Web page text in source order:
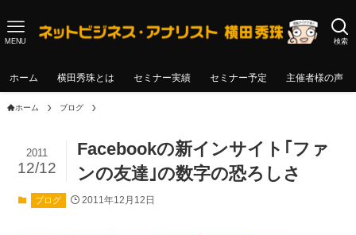
検索
MENU
ホーム 横田秀珠とは セミナー実績 セミナー予定 主催者様の声
ホーム ブログ
Facebookの新インサイト｢ファ
ンの友達｣の数字の恐ろしさ
2011
12/12
ブログ 2011年12月12日